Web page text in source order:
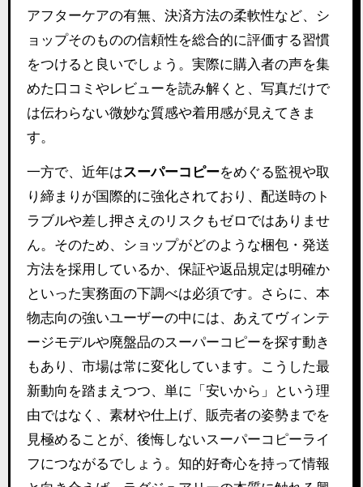
アフターケアの有無、決済方法の柔軟性など、シ
ョップそのものの信頼性を総合的に評価する習慣
をつけると良いでしょう。実際に購入者の声を集
めた口コミやレビューを読み解くと、写真だけで
は伝わらない微妙な質感や着用感が見えてきま
す。
一方で、近年はスーパーコピーをめぐる監視や取
り締まりが国際的に強化されており、配送時のト
ラブルや差し押さえのリスクもゼロではありませ
ん。そのため、ショップがどのような梱包・発送
方法を採用しているか、保証や返品規定は明確か
といった実務面の下調べは必須です。さらに、本
物志向の強いユーザーの中には、あえてヴィンテ
ージモデルや廃盤品のスーパーコピーを探す動き
もあり、市場は常に変化しています。こうした最
新動向を踏まえつつ、単に「安いから」という理
由ではなく、素材や仕上げ、販売者の姿勢までを
見極めることが、後悔しないスーパーコピーライ
フにつながるでしょう。知的好奇心を持って情報